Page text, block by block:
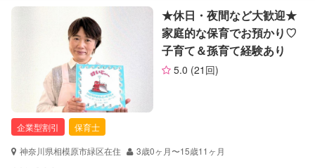
絵・工作レッスン
定期予約 お引き受けしていません
お子様の撮影
（定期特典）
対応不可
特徴 レビュー
サポートの特徴
保育士
幼稚園教諭
対応可能/特徴
送迎サポート
★休日・夜間など大歓迎★
家庭的な保育でお預かり♡
子育て＆孫育て経験あり
5.0 (21回)
企業型割引
保育士
神奈川県相模原市緑区在住
3歳0ヶ月〜15歳11ヶ月